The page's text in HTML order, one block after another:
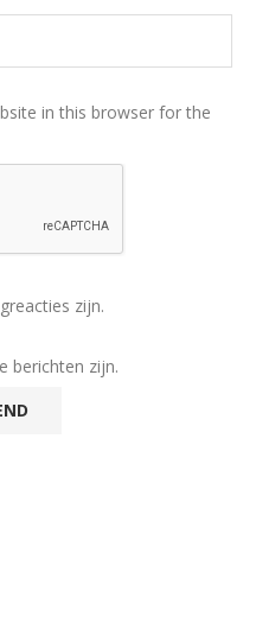
in this browser for the
zijn.
berichten zijn.